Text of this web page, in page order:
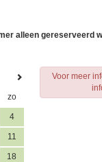
alleen gereserveerd
zo
4
11
18
Voor meer